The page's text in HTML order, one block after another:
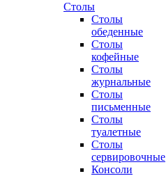
Столы
Столы
обеденные
Столы
кофейные
Столы
журнальные
Столы
письменные
Столы
туалетные
Столы
сервировочные
Консоли